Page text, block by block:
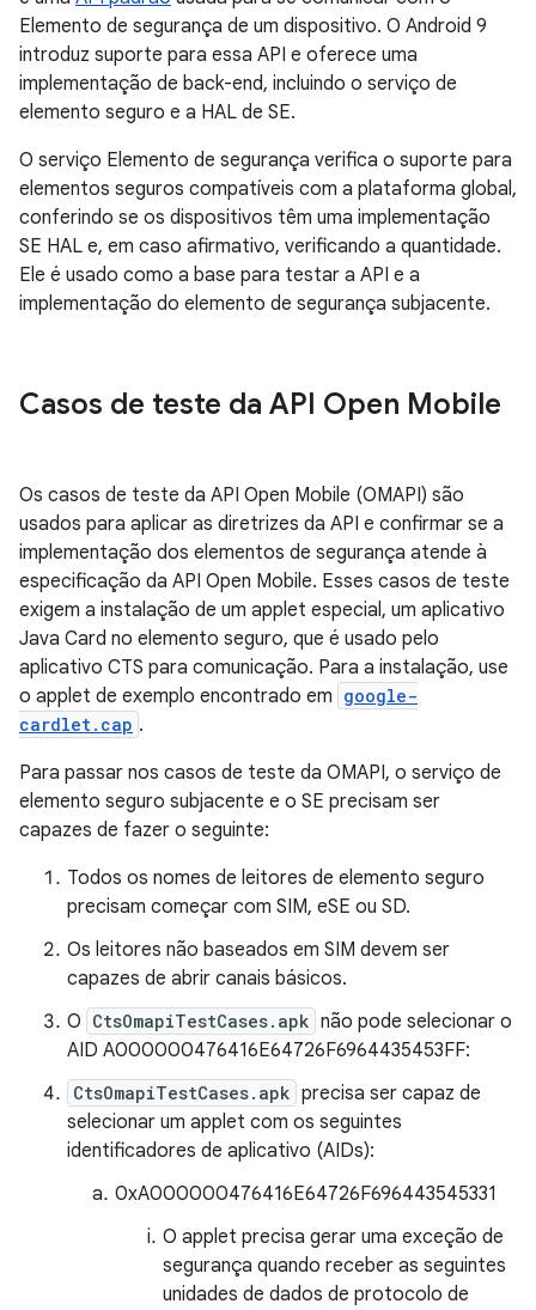
Elemento de segurança de um dispositivo. O Android 9
introduz suporte para essa API e oferece uma
implementação de back-end, incluindo o serviço de
elemento seguro e a HAL de SE.
O serviço Elemento de segurança verifica o suporte para
elementos seguros compatíveis com a plataforma global,
conferindo se os dispositivos têm uma implementação
SE HAL e, em caso afirmativo, verificando a quantidade.
Ele é usado como a base para testar a API e a
implementação do elemento de segurança subjacente.
Casos de teste da API Open Mobile
Os casos de teste da API Open Mobile (OMAPI) são
usados para aplicar as diretrizes da API e confirmar se a
implementação dos elementos de segurança atende à
especificação da API Open Mobile. Esses casos de teste
exigem a instalação de um applet especial, um aplicativo
Java Card no elemento seguro, que é usado pelo
aplicativo CTS para comunicação. Para a instalação, use
o applet de exemplo encontrado em google-
cardlet.cap .
Para passar nos casos de teste da OMAPI, o serviço de
elemento seguro subjacente e o SE precisam ser
capazes de fazer o seguinte:
Todos os nomes de leitores de elemento seguro
precisam começar com SIM, eSE ou SD.
Os leitores não baseados em SIM devem ser
capazes de abrir canais básicos.
O CtsOmapiTestCases.apk não pode selecionar o
AID A000000476416E64726F6964435453FF:
CtsOmapiTestCases.apk precisa ser capaz de
selecionar um applet com os seguintes
identificadores de aplicativo (AIDs):
0xA000000476416E64726F696443545331
O applet precisa gerar uma exceção de
segurança quando receber as seguintes
unidades de dados de protocolo de